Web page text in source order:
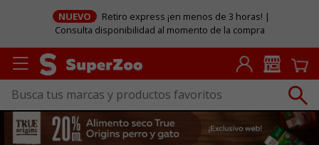
NUEVO
Retiro express ¡en menos de 3 horas! |
Consulta disponibilidad al momento de la compra